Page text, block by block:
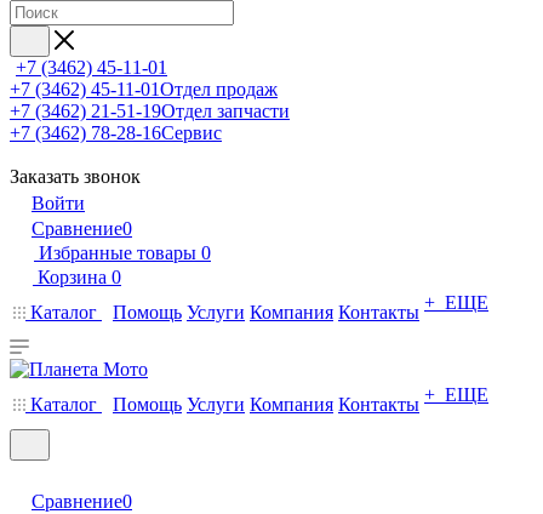
+7 (3462) 45-11-01
+7 (3462) 45-11-01Отдел продаж
+7 (3462) 21-51-19Отдел запчасти
+7 (3462) 78-28-16Сервис
Заказать звонок
Войти
Сравнение0
Избранные товары 0
Корзина 0
Каталог
Помощь Услуги Компания Контакты + ЕЩЕ
Каталог Помощь Услуги Компания Контакты + ЕЩЕ
Сравнение0